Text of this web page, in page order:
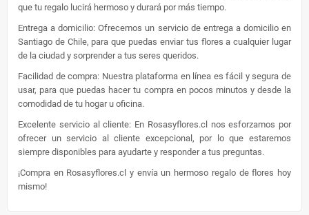
que tu regalo lucirá hermoso y durará por más tiempo.
Entrega a domicilio: Ofrecemos un servicio de entrega a domicilio en
Santiago de Chile, para que puedas enviar tus flores a cualquier lugar
de la ciudad y sorprender a tus seres queridos.
Facilidad de compra: Nuestra plataforma en línea es fácil y segura de
usar, para que puedas hacer tu compra en pocos minutos y desde la
comodidad de tu hogar u oficina.
Excelente servicio al cliente: En Rosasyflores.cl nos esforzamos por
ofrecer un servicio al cliente excepcional, por lo que estaremos
siempre disponibles para ayudarte y responder a tus preguntas.
¡Compra en Rosasyflores.cl y envía un hermoso regalo de flores hoy
mismo!